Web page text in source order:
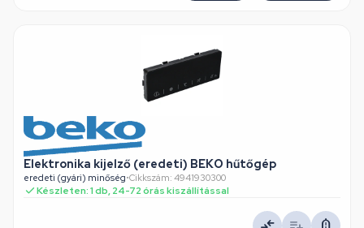
Elektronika kijelző (eredeti) BEKO hűtőgép
eredeti (gyári) minőség•Cikkszám: 4941930300
Készleten: 1 db, 24-72 órás kiszállítással